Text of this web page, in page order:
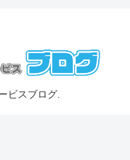
ビスブログ.